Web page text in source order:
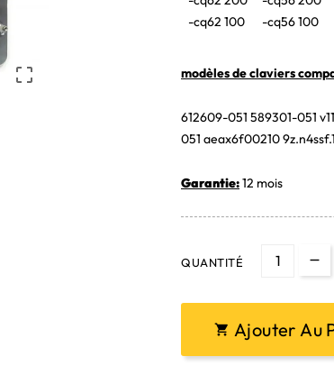

-cq62 100
-cq56 100
modèles de claviers
612609-051 589301-051
051 aeax6f00210
Garantie:12 mois
QUANTITÉ
 Ajouter Au